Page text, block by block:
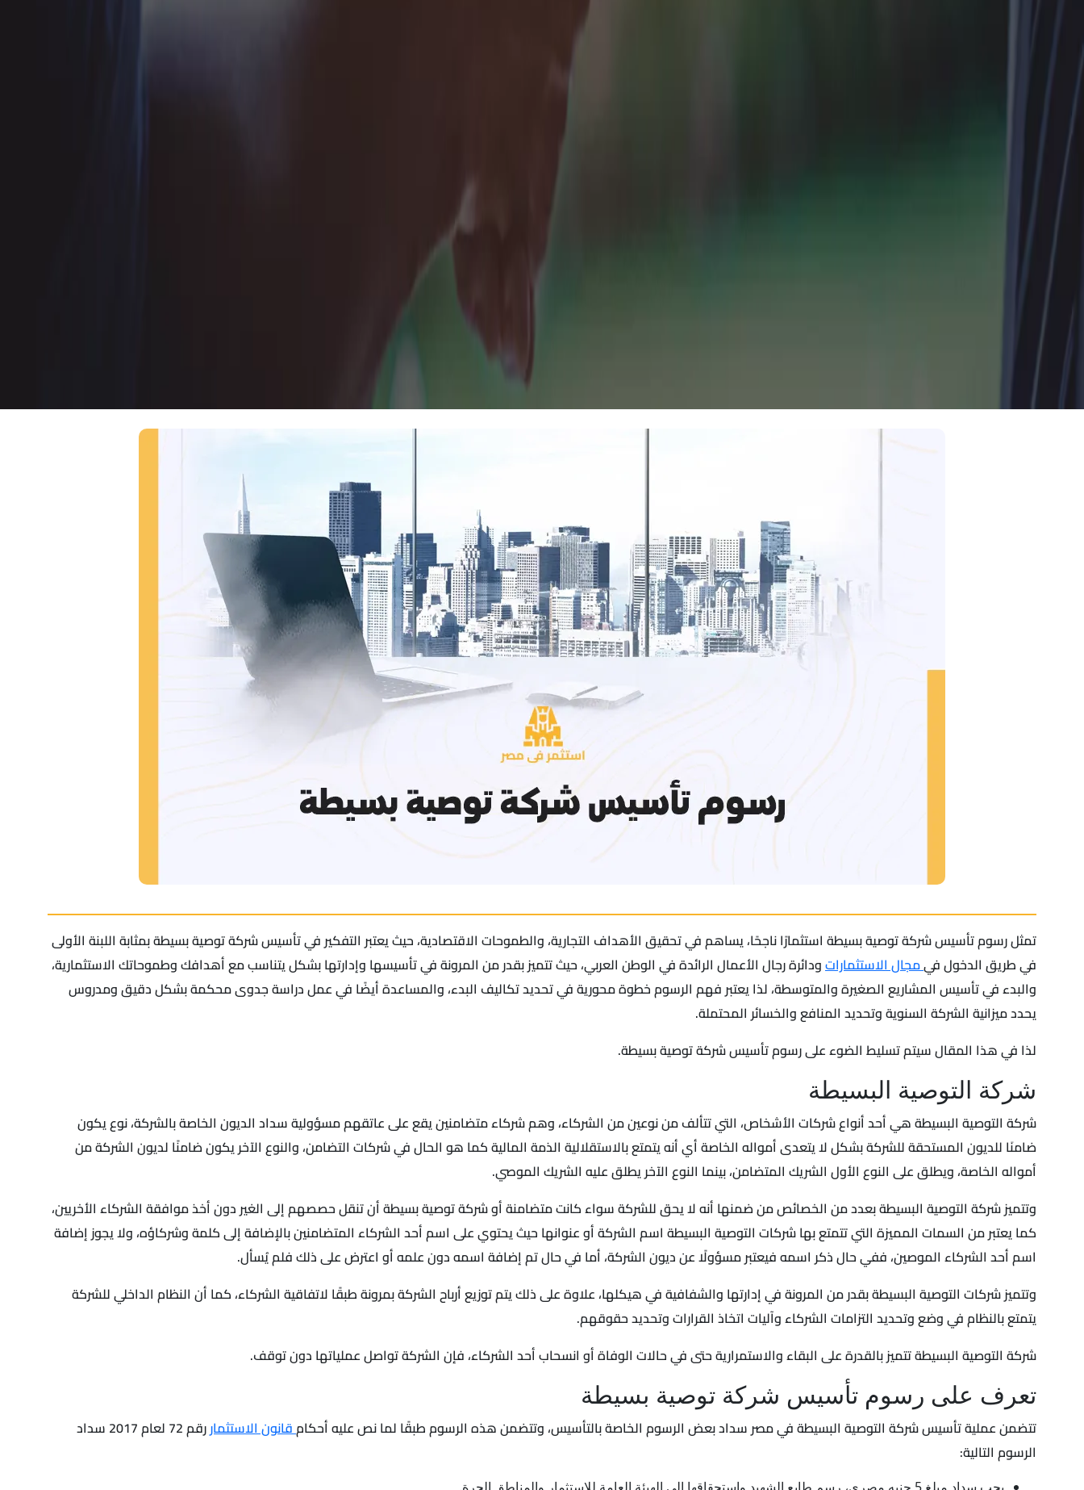
تمثل رسوم تأسيس شركة توصية بسيطة استثمارًا ناجحًا، يساهم في تحقيق الأهداف التجارية، والطموحات الاقتصادية، حيث يعتبر التفكير في تأسيس شركة توصية بسيطة بمثابة اللبنة الأولى
في طريق الدخول فيمجال الاستثماراتودائرة رجال الأعمال الرائدة في الوطن العربي، حيث تتميز بقدر من المرونة في تأسيسها وإدارتها بشكل يتناسب مع أهدافك وطموحاتك الاستثمارية،
والبدء في تأسيس المشاريع الصغيرة والمتوسطة، لذا يعتبر فهم الرسوم خطوة محورية في تحديد تكاليف البدء، والمساعدة أيضًا في عمل دراسة جدوى محكمة بشكل دقيق ومدروس
يحدد ميزانية الشركة السنوية وتحديد المنافع والخسائر المحتملة.
لذا في هذا المقال سيتم تسليط الضوء على رسوم تأسيس شركة توصية بسيطة.
شركة التوصية البسيطة
شركة التوصية البسيطة هي أحد أنواع شركات الأشخاص، التي تتألف من نوعين من الشركاء، وهم شركاء متضامنين يقع على عاتقهم مسؤولية سداد الديون الخاصة بالشركة، نوع يكون
ضامنَا للديون المستحقة للشركة بشكل لا يتعدى أمواله الخاصة أي أنه يتمتع بالاستقلالية الذمة المالية كما هو الحال في شركات التضامن، والنوع الآخر يكون ضامنًا لديون الشركة من
أمواله الخاصة، ويطلق على النوع الأول الشريك المتضامن، بينما النوع الآخر يطلق عليه الشريك الموصي.
وتتميز شركة التوصية البسيطة بعدد من الخصائص من ضمنها أنه لا يحق للشركة سواء كانت متضامنة أو شركة توصية بسيطة أن تنقل حصصهم إلى الغير دون أخذ موافقة الشركاء الأخريين،
كما يعتبر من السمات المميزة التي تتمتع بها شركات التوصية البسيطة اسم الشركة أو عنوانها حيث يحتوي على اسم أحد الشركاء المتضامنين بالإضافة إلى كلمة وشركاؤه، ولا يجوز إضافة
اسم أحد الشركاء الموصين، ففي حال ذكر اسمه فيعتبر مسؤولًا عن ديون الشركة، أما في حال تم إضافة اسمه دون علمه أو اعترض على ذلك فلم يُسأل.
وتتميز شركات التوصية البسيطة بقدر من المرونة في إدارتها والشفافية في هيكلها، علاوة على ذلك يتم توزيع أرباح الشركة بمرونة طبقًا لاتفاقية الشركاء، كما أن النظام الداخلي للشركة
يتمتع بالنظام في وضع وتحديد التزامات الشركاء وآليات اتخاذ القرارات وتحديد حقوقهم.
شركة التوصية البسيطة تتميز بالقدرة على البقاء والاستمرارية حتى في حالات الوفاة أو انسحاب أحد الشركاء، فإن الشركة تواصل عملياتها دون توقف.
تعرف على رسوم تأسيس شركة توصية بسيطة
تتضمن عملية تأسيس شركة التوصية البسيطة في مصر سداد بعض الرسوم الخاصة بالتأسيس، وتتضمن هذه الرسوم طبقًا لما نص عليه أحكامقانون الاستثمار
رقم 72 لعام 2017 سداد
الرسوم التالية: